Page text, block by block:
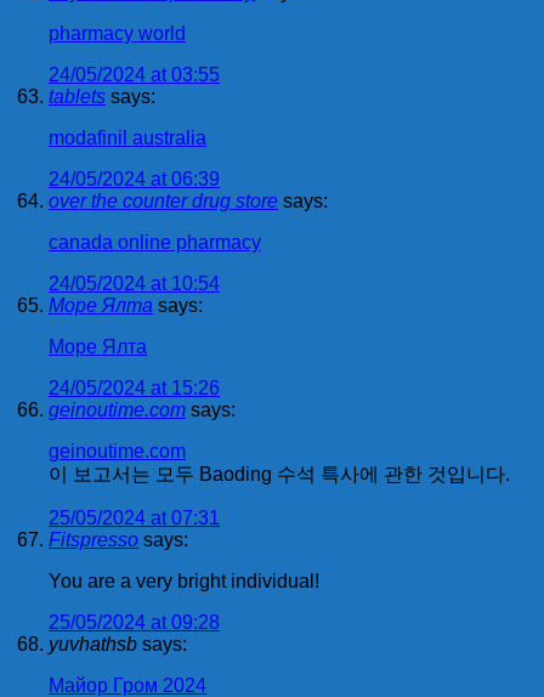
pharmacy world
24/05/2024 at 03:55
tablets says:
modafinil australia
24/05/2024 at 06:39
over the counter drug store says:
canada online pharmacy
24/05/2024 at 10:54
Море Ялта says:
Море Ялта
24/05/2024 at 15:26
geinoutime.com says:
geinoutime.com
이 보고서는 모두 Baoding 수석 특사에 관한 것입니다.
25/05/2024 at 07:31
Fitspresso says:
You are a very bright individual!
25/05/2024 at 09:28
yuvhathsb says:
Майор Гром 2024